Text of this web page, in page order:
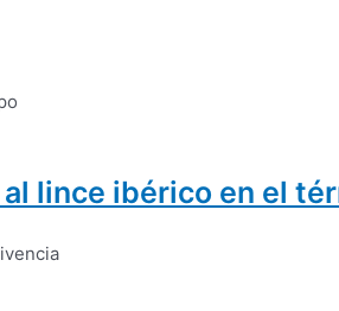
lince ibérico en el